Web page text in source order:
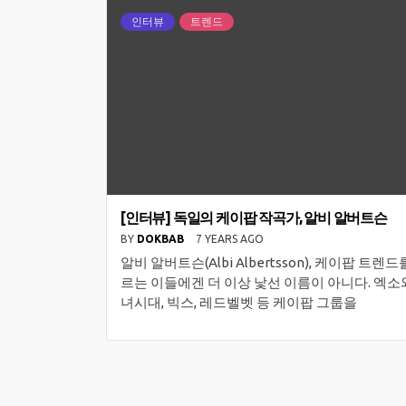
인터뷰 트렌드
[인터뷰] 독일의 케이팝 작곡가, 알비 알버트슨
BY DOKBAB 7 YEARS AGO
알비 알버트슨(Albi Albertsson), 케이팝 트렌드
르는 이들에겐 더 이상 낯선 이름이 아니다. 엑소
녀시대, 빅스, 레드벨벳 등 케이팝 그룹을